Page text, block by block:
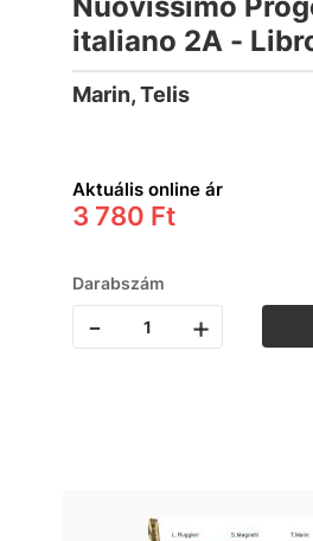
italiano 2A -
studente con CD
Marin, Telis
Aktuális online ár
3 780 Ft
Darabszám
- +